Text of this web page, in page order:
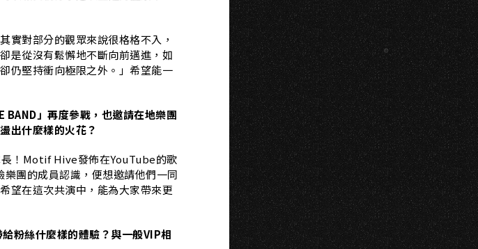
實對部分的觀眾來說很格格不入，
是從沒有鬆懈地不斷向前邁進，如
仍堅持衝向極限之外。」希望能一
BAND」再度參戰，也邀請在地樂團
出什麼樣的火花？
！Motif Hive發佈在YouTube的歌
團的成員認識，便想邀請他們一同
望在這次共演中，能為大家帶來更
粉絲什麼樣的體驗？與一般VIP相